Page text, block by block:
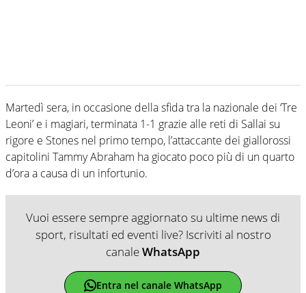
Martedì sera, in occasione della sfida tra la nazionale dei ‘Tre
Leoni’ e i magiari, terminata 1-1 grazie alle reti di Sallai su
rigore e Stones nel primo tempo, l’attaccante dei giallorossi
capitolini Tammy Abraham ha giocato poco più di un quarto
d’ora a causa di un infortunio.
Vuoi essere sempre aggiornato su ultime news di
sport, risultati ed eventi live? Iscriviti al nostro
canaleWhatsApp
Entra nel canale WhatsApp